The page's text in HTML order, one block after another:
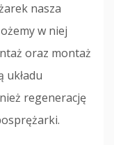
nasza
w niej
oraz montaż
układu
regenerację